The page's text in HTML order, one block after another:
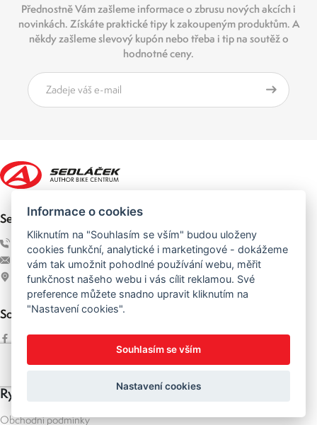
Přednostně Vám zašleme informace o zbrusu nových akcích i
novinkách. Získáte praktické tipy k zakoupeným produktům. A
někdy zašleme slevový kupón nebo třeba i tip na soutěž o
hodnotné ceny.
Sedláček Author Bike Centrum
+420 728 052 879
info@author-sedlacek.cz
Plzeňská 76 (NS Uran), 261 01 Příbram
Sociální sítě
Facebook
Rychlé odkazy
Obchodní podmínky
Informace o cookies
Kliknutím na "Souhlasím se vším" budou uloženy
cookies funkční, analytické i marketingové - dokážeme
vám tak umožnit pohodlné používání webu, měřit
funkčnost našeho webu i vás cílit reklamou. Své
preference můžete snadno upravit kliknutím na
"Nastavení cookies".
Souhlasím se vším
Nastavení cookies